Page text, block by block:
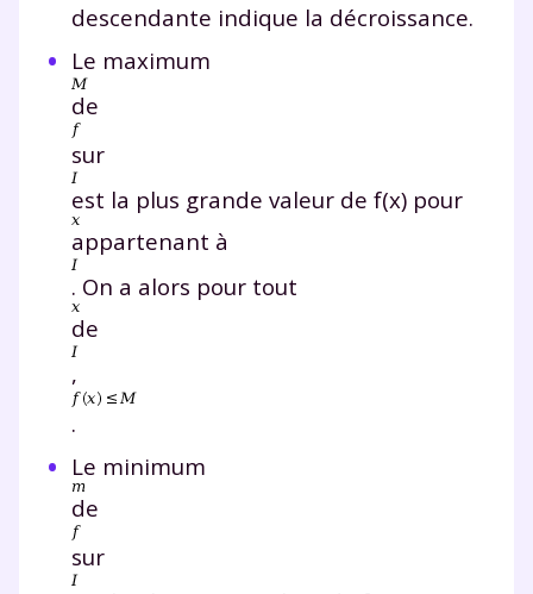
descendante indique la décroissance.
Le maximum
de
sur
est la plus grande valeur de f(x) pour
appartenant à
. On a alors pour tout
de
,
.
Le minimum
de
sur